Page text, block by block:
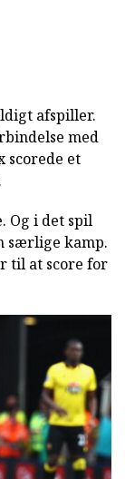
afspiller.
med
scorede et
Og i det spil
særlige kamp.
til at score for